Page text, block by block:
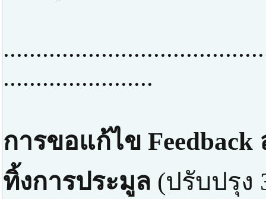
.......................
การขอแก้ไข Feedback
ทิ้งการประมูล (ปรับปรุง